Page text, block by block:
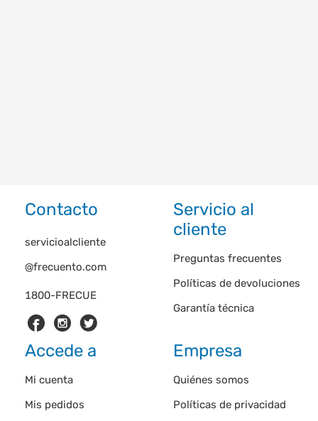
Contacto
1800-FRECUE
servicioalcliente
@frecuento.com
Servicio al
cliente
Preguntas frecuentes
Políticas de devoluciones
Garantía técnica
Accede a
Mi cuenta
Mis pedidos
Empresa
Quiénes somos
Políticas de privacidad